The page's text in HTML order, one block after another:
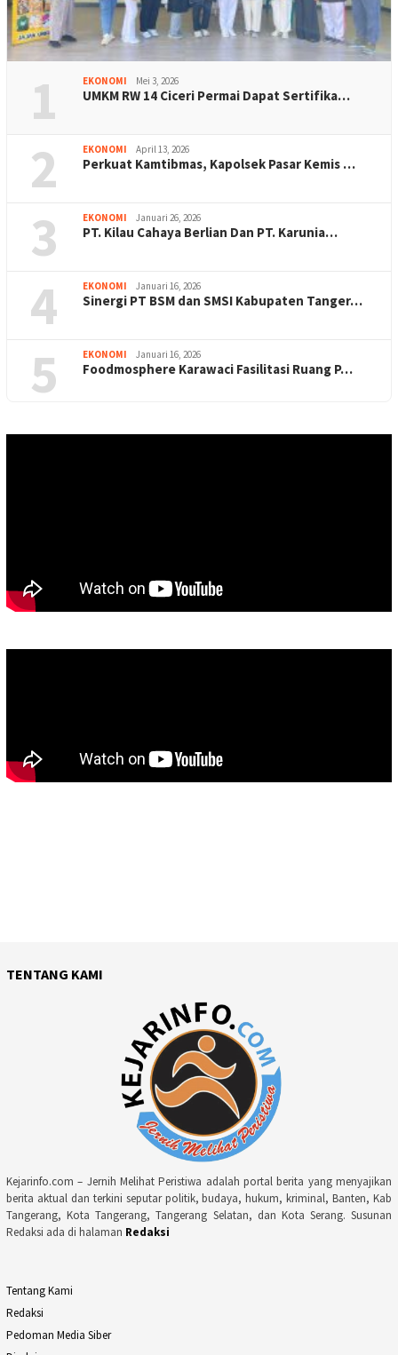
1 EKONOMI Mei 3, 2026
UMKM RW 14 Ciceri Permai Dapat Sertifika…
2 EKONOMI April 13, 2026
Perkuat Kamtibmas, Kapolsek Pasar Kemis …
3 EKONOMI Januari 26, 2026
PT. Kilau Cahaya Berlian Dan PT. Karunia…
4 EKONOMI Januari 16, 2026
Sinergi PT BSM dan SMSI Kabupaten Tanger…
5 EKONOMI Januari 16, 2026
Foodmosphere Karawaci Fasilitasi Ruang P…
TENTANG KAMI
Kejarinfo.com – Jernih Melihat Peristiwa adalah portal berita yang menyajikan
berita aktual dan terkini seputar politik, budaya, hukum, kriminal, Banten, Kab
Tangerang, Kota Tangerang, Tangerang Selatan, dan Kota Serang. Susunan
Redaksi ada di halaman Redaksi
Tentang Kami
Redaksi
Pedoman Media Siber